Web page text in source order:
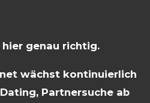
genau richtig.
wächst kontinuierlich
Partnersuche ab